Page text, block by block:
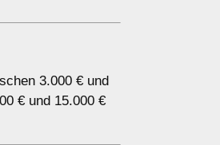
3.000 € und
€ und 15.000 €